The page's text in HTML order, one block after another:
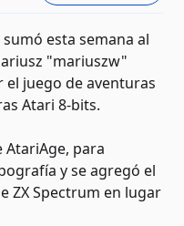
esta semana al
"mariuszw"
juego de aventuras
Atari 8-bits.
AtariAge, para
y se agregó el
ZX Spectrum en lugar